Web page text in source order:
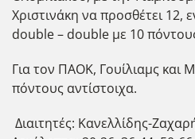
Χριστινάκη να προσθέτει 12,
double – double με 10
Για τον ΠΑΟΚ, Γουίλιαμς και
πόντους αντίστοιχα.
Διαιτητές: Κανελλίδης-